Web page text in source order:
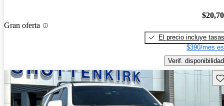
Gran oferta
El precio incluye tasas
$390/mes
Verif. disponibilidad